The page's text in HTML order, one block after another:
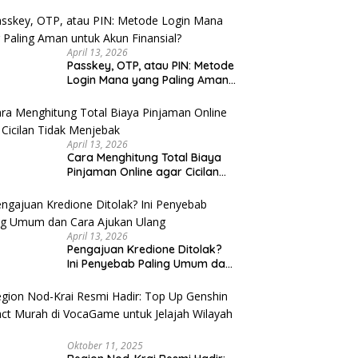
April 13, 2026
Passkey, OTP, atau PIN: Metode
Login Mana yang Paling Aman
April 13, 2026
Cara Menghitung Total Biaya
Pinjaman Online agar Cicilan
April 13, 2026
Pengajuan Kredione Ditolak?
Ini Penyebab Paling Umum dan
Oktober 11, 2025